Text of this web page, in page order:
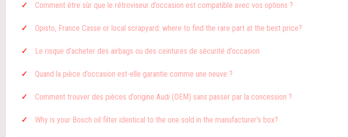
Comment être sûr que le rétroviseur d’occasion est compatible avec vos options ?
Opisto, France Casse or local scrapyard: where to find the rare part at the best price?
Le risque d’acheter des airbags ou des ceintures de sécurité d’occasion
Quand la pièce d’occasion est-elle garantie comme une neuve ?
Comment trouver des pièces d’origine Audi (OEM) sans passer par la concession ?
Why is your Bosch oil filter identical to the one sold in the manufacturer’s box?